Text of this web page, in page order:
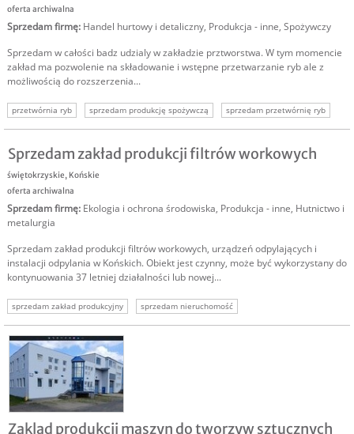
oferta archiwalna
Sprzedam firmę: Handel hurtowy i detaliczny, Produkcja - inne, Spożywczy
Sprzedam w całości badz udzialy w zakładzie prztworstwa. W tym momencie
zakład ma pozwolenie na składowanie i wstępne przetwarzanie ryb ale z
możliwością do rozszerzenia...
przetwórnia ryb sprzedam produkcję spożywczą
sprzedam przetwórnię ryb
sprzedam zakład produkcyjny
sprzedam biznes sprzedam firmę
Sprzedam zakład produkcji filtrów workowych
świętokrzyskie, Końskie
oferta archiwalna
Sprzedam firmę: Ekologia i ochrona środowiska, Produkcja - inne, Hutnictwo i
metalurgia
Sprzedam zakład produkcji filtrów workowych, urządzeń odpylających i
instalacji odpylania w Końskich. Obiekt jest czynny, może być wykorzystany do
kontynuowania 37 letniej działalności lub nowej...
sprzedam zakład produkcyjny
sprzedam nieruchomość
nieruchomość produkcyjna
produkcja filtrów
Zaklad produkcji maszyn do tworzyw sztucznych